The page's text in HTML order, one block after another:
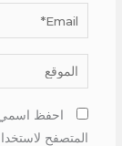
Email*
الموقع
احفظ اسمي،
المتصفح